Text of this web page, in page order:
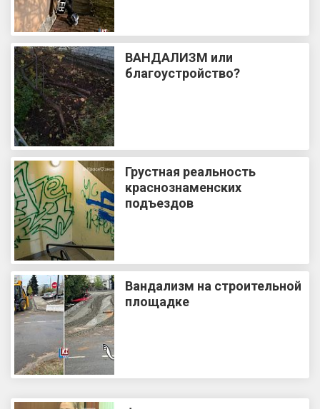
ВАНДАЛИЗМ или
благоустройство?
Грустная реальность
краснознаменских
подъездов
Вандализм на строительной
площадке